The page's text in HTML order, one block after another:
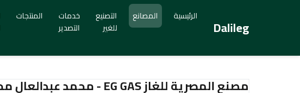
Dalileg
الرئيسية المصانع
التصنيع
للغير
خدمات
التصدير
المنتجات
مصنع المصرية للغاز EG GAS - محمد عبدالعال محمد